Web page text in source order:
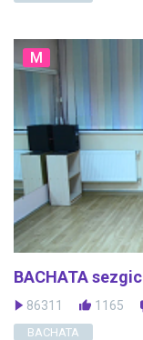
M
BACHATA
86311 1165
BACHATA